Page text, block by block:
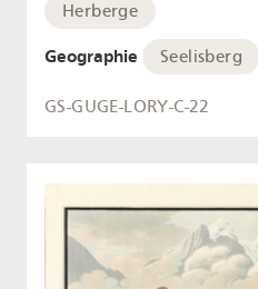
Herberge
Geographie Seelisberg
GS-GUGE-LORY-C-22